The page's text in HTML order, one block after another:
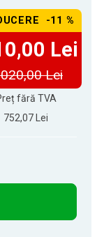
929,00 Lei
-11 %
Lei
Lei
fără TVA
752,07 Lei